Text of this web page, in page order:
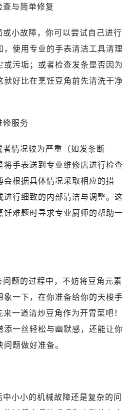
与简单修复
或小故障，你可以尝试自己进行
，使用专业的手表清洁工具清理
或污垢；或者检查发条是否因为
就好比在烹饪豆角前先清洗干净
修服务
情况较为严重（如发条断
将手表送到专业维修店进行检查
会根据具体情况采取相应的措
进行细致的内部清洁与调整。这
饪难题时寻求专业厨师的帮助一
题的过程中，不妨将豆角元素
象一下，在你准备给你的天梭手
一道清炒豆角作为开胃菜吧！
添一丝轻松与幽默感，还能让你
题做好准备。
小小的机械故障还是复杂的问